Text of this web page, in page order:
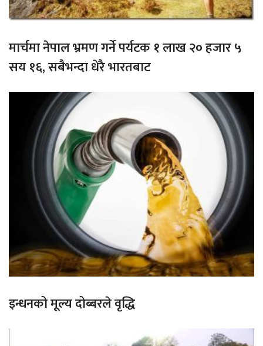
मार्चमा नेपाल भ्रमण गर्ने पर्यटक १ लाख २० हजार ५
सय १६, सबैभन्दा धेरै भारतबाट
इन्धनको मूल्य दोब्बरले वृद्धि